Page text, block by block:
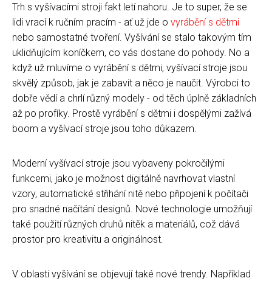
Trh s vyšívacími stroji fakt letí nahoru. Je to super, že se
lidi vrací k ručním pracím - ať už jde o vyrábění s dětmi
nebo samostatné tvoření. Vyšívání se stalo takovým tím
uklidňujícím koníčkem, co vás dostane do pohody. No a
když už mluvíme o vyrábění s dětmi, vyšívací stroje jsou
skvělý způsob, jak je zabavit a něco je naučit. Výrobci to
dobře vědí a chrlí různý modely - od těch úplně základních
až po profíky. Prostě vyrábění s dětmi i dospělými zažívá
boom a vyšívací stroje jsou toho důkazem.
Moderní vyšívací stroje jsou vybaveny pokročilými
funkcemi, jako je možnost digitálně navrhovat vlastní
vzory, automatické střihání nitě nebo připojení k počítači
pro snadné načítání designů. Nové technologie umožňují
také použití různých druhů nitěk a materiálů, což dává
prostor pro kreativitu a originálnost.
V oblasti vyšívání se objevují také nové trendy. Například